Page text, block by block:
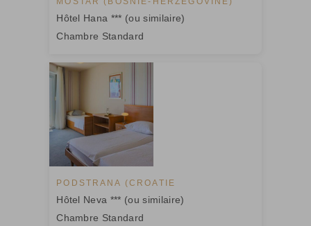
Hôtel Hana *** (ou similaire)
Chambre Standard
PODSTRANA (CROATIE
Hôtel Neva *** (ou similaire)
Chambre Standard